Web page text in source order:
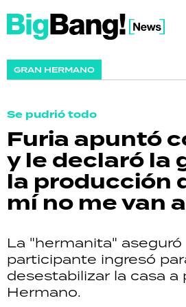
GRAN HERMANO
Se pudrió todo
Furia apuntó
y le declaró la
la producción
mí no me van
La "hermanita" aseguró
participante ingresó
desestabilizar la casa a
Hermano.
SHOW
ACTUALIDAD
POLICIALES
ECONOMÍA
SALUD
DEPORTES